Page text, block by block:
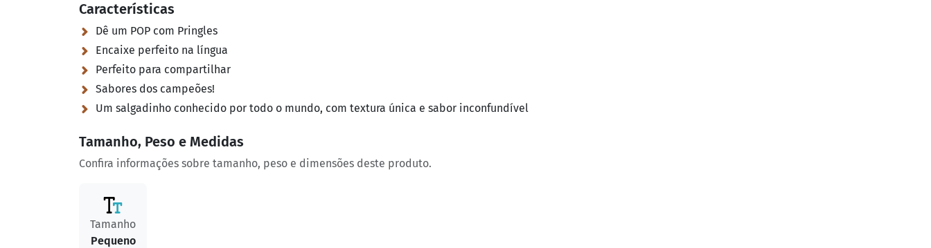
Características
Dê um POP com Pringles
Encaixe perfeito na língua
Perfeito para compartilhar
Sabores dos campeões!
Um salgadinho conhecido por todo o mundo, com textura única e sabor inconfundível
Tamanho, Peso e Medidas
Confira informações sobre tamanho, peso e dimensões deste produto.
Tamanho
Pequeno